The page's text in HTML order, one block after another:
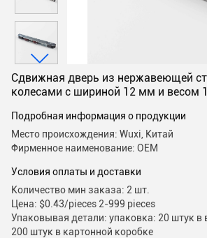
Сдвижная дверь из нержавеющей
колесами с шириной 12 мм и весом
Подробная информация о продукции
Место происхождения: Wuxi, Китай
Фирменное наименование: OEM
Условия оплаты и доставки
Количество мин заказа: 2 шт.
Цена: $0.43/pieces 2-999 pieces
Упаковывая детали: упаковка: 20 штук в
200 штук в картонной коробке